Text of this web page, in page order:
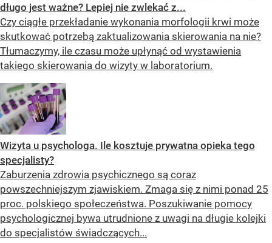
długo jest ważne? Lepiej nie zwlekać z...
Czy ciągłe przekładanie wykonania morfologii krwi może
skutkować potrzebą zaktualizowania skierowania na nie?
Tłumaczymy, ile czasu może upłynąć od wystawienia
takiego skierowania do wizyty w laboratorium.
Wizyta u psychologa. Ile kosztuje prywatna opieka tego
specjalisty?
Zaburzenia zdrowia psychicznego są coraz
powszechniejszym zjawiskiem. Zmaga się z nimi ponad 25
proc. polskiego społeczeństwa. Poszukiwanie pomocy
psychologicznej bywa utrudnione z uwagi na długie kolejki
do specjalistów świadczących...